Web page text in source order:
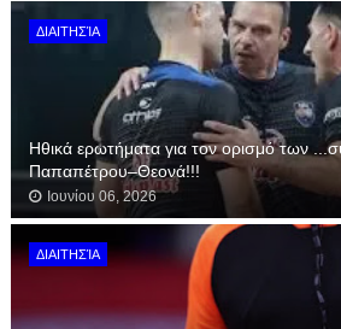
ΔΙΑΙΤΗΣΊΑ
Hθικά ερωτήματα για τoν ορισμό των
Παπαπέτρου–Θεονά!!!
Ιουνίου 06, 2026
ΔΙΑΙΤΗΣΊΑ